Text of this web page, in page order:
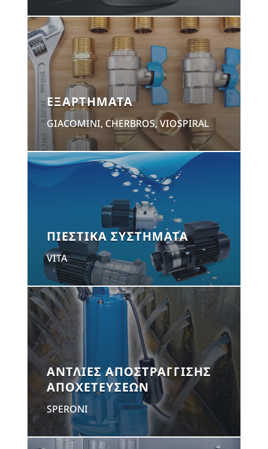
ΕΞΑΡΤΗΜΑΤΑ
GIACOMINI, CHERBROS, VIOSPIRAL
ΠΙΕΣΤΙΚΑ ΣΥΣΤΗΜΑΤΑ
VITA
ΑΝΤΛΙΕΣ ΑΠΟΣΤΡΑΓΓΙΣΗΣ
ΑΠΟΧΕΤΕΥΣΕΩΝ
SPERONI